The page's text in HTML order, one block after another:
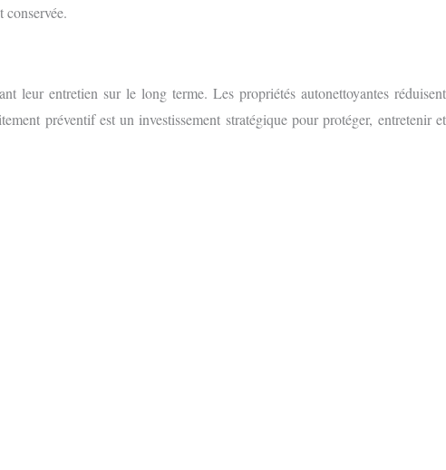
conservée.
leur entretien sur le long terme. Les propriétés autonettoyantes réduisent
préventif est un investissement stratégique pour protéger, entretenir et